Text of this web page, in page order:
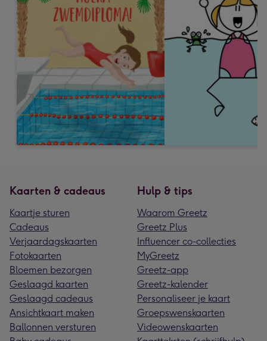
Kaarten & cadeaus
Kaartje sturen
Cadeaus
Verjaardagskaarten
Fotokaarten
Bloemen bezorgen
Geslaagd kaarten
Geslaagd cadeaus
Ansichtkaart maken
Ballonnen versturen
Hulp & tips
Waarom Greetz
Greetz Plus
Influencer co-collecties
MyGreetz
Greetz-app
Greetz-kalender
Personaliseer je kaart
Groepswenskaarten
Videowenskaarten